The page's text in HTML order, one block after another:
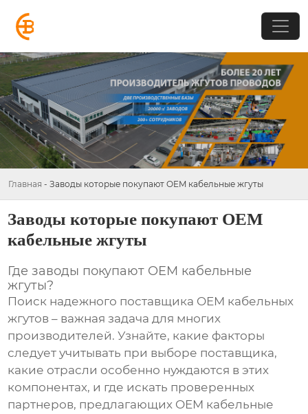
Главная - Заводы которые покупают OEM кабельные жгуты
Заводы которые покупают OEM
кабельные жгуты
Где заводы покупают OEM кабельные
жгуты?
Поиск надежного поставщика OEM кабельных
жгутов – важная задача для многих
производителей. Узнайте, какие факторы
следует учитывать при выборе поставщика,
какие отрасли особенно нуждаются в этих
компонентах, и где искать проверенных
партнеров, предлагающих OEM кабельные